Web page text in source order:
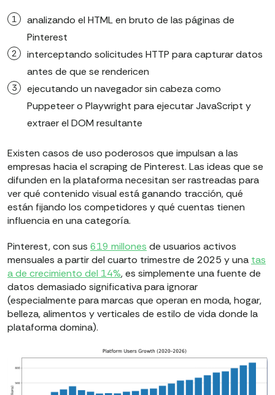
analizando el HTML en bruto de las páginas de
Pinterest
interceptando solicitudes HTTP para capturar datos
antes de que se rendericen
ejecutando un navegador sin cabeza como
Puppeteer o Playwright para ejecutar JavaScript y
extraer el DOM resultante
Existen casos de uso poderosos que impulsan a las
empresas hacia el scraping de Pinterest. Las ideas que se
difunden en la plataforma necesitan ser rastreadas para
ver qué contenido visual está ganando tracción, qué
están fijando los competidores y qué cuentas tienen
influencia en una categoría.
Pinterest, con sus 619 millones de usuarios activos
mensuales a partir del cuarto trimestre de 2025 y una tas
a de crecimiento del 14%, es simplemente una fuente de
datos demasiado significativa para ignorar
(especialmente para marcas que operan en moda, hogar,
belleza, alimentos y verticales de estilo de vida donde la
plataforma domina).